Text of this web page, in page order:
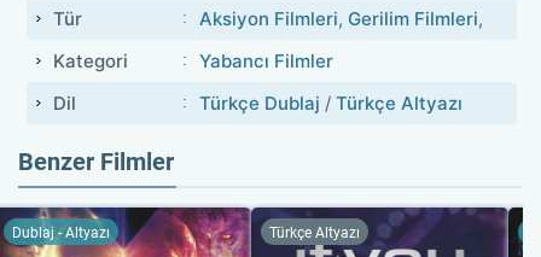
Tür
Aksiyon Filmleri, Gerilim Filmleri,
Kategori
Yabancı Filmler
Dil
Türkçe Dublaj / Türkçe Altyazı
Benzer Filmler
Dublaj - Altyazı Türkçe Altyazı